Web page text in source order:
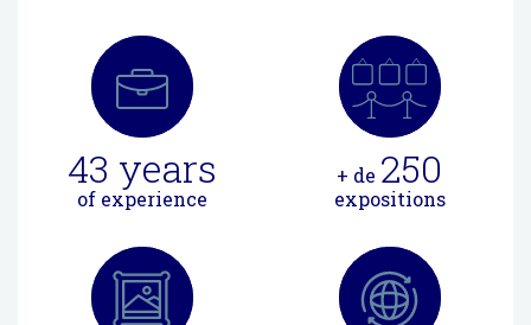
43 years
of experience
+ de 250
expositions